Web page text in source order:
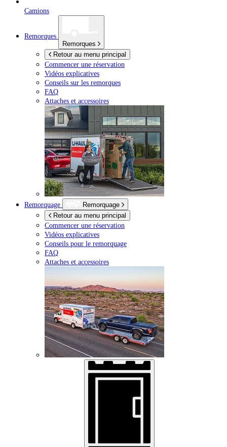
Camions
Remorques
Remorques
Retour au menu principal
Commencer une réservation
Vidéos explicatives
Conseils sur les remorques
FAQ
Attaches et accessoires
Remorquage
Remorquage
Retour au menu principal
Commencer une réservation
Vidéos explicatives
Conseils pour le remorquage
FAQ
Attaches et accessoires